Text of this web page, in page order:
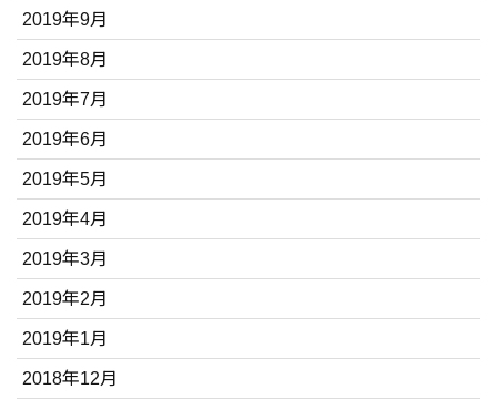
2019年9月
2019年8月
2019年7月
2019年6月
2019年5月
2019年4月
2019年3月
2019年2月
2019年1月
2018年12月